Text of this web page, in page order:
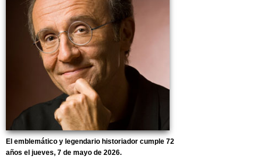
El emblemático y legendario historiador cumple 72
años el jueves, 7 de mayo de 2026.